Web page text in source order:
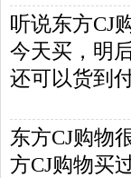
听说东方CJ
今天买，明
还可以货到
东方CJ购物
方CJ购物买